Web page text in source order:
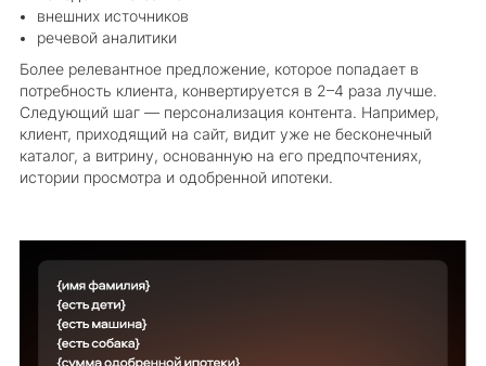
внешних источников
речевой аналитики
Более релевантное предложение, которое попадает в
потребность клиента, конвертируется в 2–4 раза лучше.
Следующий шаг — персонализация контента. Например,
клиент, приходящий на сайт, видит уже не бесконечный
каталог, а витрину, основанную на его предпочтениях,
истории просмотра и одобренной ипотеки.